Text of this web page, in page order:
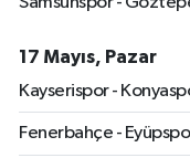
17 Mayıs, Pazar
Kayserispor -
Fenerbahçe -